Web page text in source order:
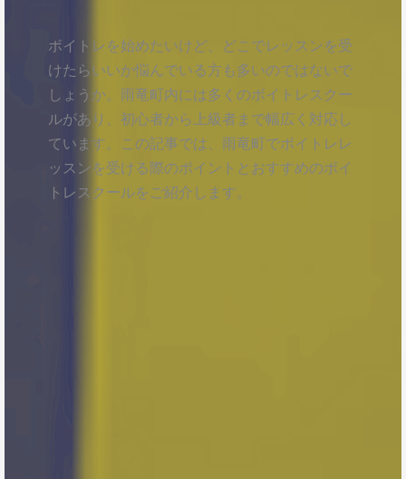
ボイトレを始めたいけど、どこでレッスンを受
けたらいいか悩んでいる方も多いのではないで
しょうか。雨竜町内には多くのボイトレスクー
ルがあり、初心者から上級者まで幅広く対応し
ています。この記事では、雨竜町でボイトレレ
ッスンを受ける際のポイントとおすすめのボイ
トレスクールをご紹介します。